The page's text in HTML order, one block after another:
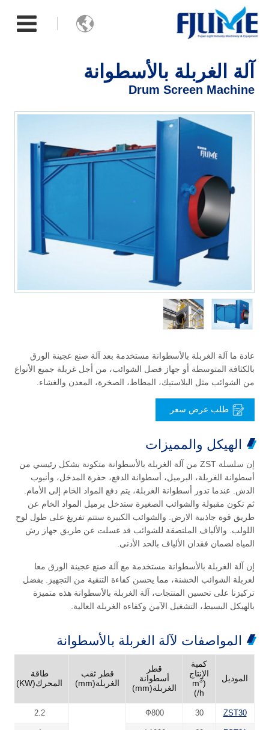

آلة الغربلة بالأسطوانة
Drum Screen Machine
عادة ما آلة الغربلة بالأسطوانة مستخدمة بعد آلة صنع عجينة الورق
بالكثافة المتوسطة أو جهاز فصل الشوائب، من أجل غربلة جميع الأنواع
من الشوائب مثل البلاستيك، المطاط، الصخرة، المعدن والغشاء.
طلب عرض سعر
الهيكل والمميزات
إن سلسلة ZST من آلة الغربلة بالأسطوانة متكونة بشكل رئيسي من
أسطوانة الغربلة، البرميل، أسطوانة الدفع، حفرة المدخل، وأنبوب
الدش. عندما تدور أسطوانة الغربلة، يتم دفع المواد الخام إلى الأمام.
ثم تكون مقبولة والشوائب الصغيرة ستدخل برميل المواد الخام عن
طريق قوة جاذبية الارض. والشوائب الكبيرة ستتم تفريغ على طول لوح
اللولب. والألياف الملتصقة للشوائب قد غسلت عن طريق جهاز رش
المياه لضمان فقدان الألياف بالحد الأدنى.
إن آلة الغربلة بالأسطوانة مستخدمة مع آلة صنع عجينة الورق معا
لغربلة الشوائب الخشنة، مما يحسن كفاءة التنقية من التجهيز. بفضل
تركيزنا على تحسين المنتجات، آلة الغربلة بالأسطوانة هذه متميزة
بالهيكل البسيط، التشغيل الآمن وكفاءة الغربلة العالية.
المواصفات لآلة الغربلة بالأسطوانة
الموديل
كمية
الإنتاج
(m
3
/h)
قطر
أسطوانة
الغربلة(mm)
قطر ثقب
الغربلة(mm)
طاقة
المحرك(KW)
ZST30
30
Ф800
2.2